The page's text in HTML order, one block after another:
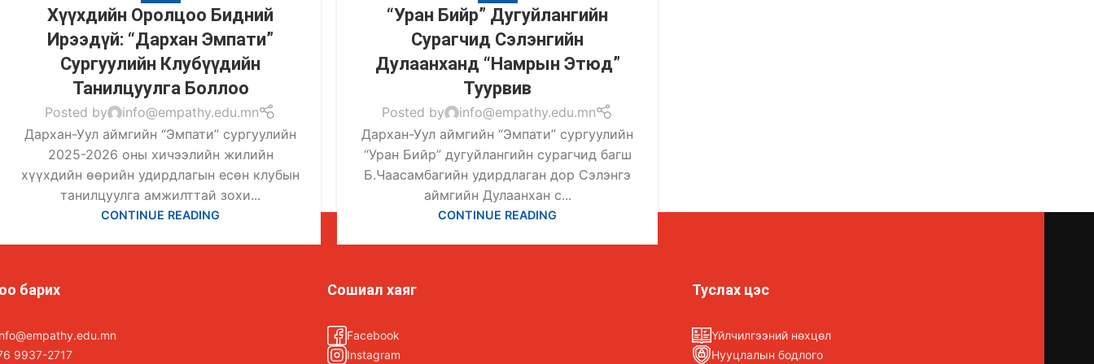
Хүүхдийн Оролцоо Бидний
Ирээдүй: “Дархан Эмпати”
Сургуулийн Клубүүдийн
Танилцуулга Боллоо
Posted by
info@empathy.edu.mn
Дархан-Уул аймгийн “Эмпати” сургуулийн
2025-2026 оны хичээлийн жилийн
хүүхдийн өөрийн удирдлагын есөн клубын
танилцуулга амжилттай зохи...
CONTINUE READING
“Уран Бийр” Дугуйлангийн
Сурагчид Сэлэнгийн
Дулаанханд “Намрын Этюд”
Туурвив
Posted by
info@empathy.edu.mn
Дархан-Уул аймгийн “Эмпати” сургуулийн
“Уран Бийр” дугуйлангийн сурагчид багш
Б.Чаасамбагийн удирдлаган дор Сэлэнгэ
аймгийн Дулаанхан с...
CONTINUE READING
барих
9937-2717
Сошиал хаяг
Facebook
Instagram
Туслах цэс
Үйлчилгээний нөхцөл
Нууцлалын бодлого